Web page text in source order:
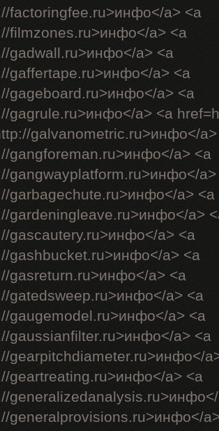
factoringfee.ru>инфо</a> <a
filmzones.ru>инфо</a> <a
gadwall.ru>инфо</a> <a
gaffertape.ru>инфо</a> <a
gageboard.ru>инфо</a> <a
gagrule.ru>инфо</a> <a
galvanometric.ru>инфо</
gangforeman.ru>инфо</a> <a
gangwayplatform.ru>инфо</a>
garbagechute.ru>инфо</a> <a
gardeningleave.ru>инфо</a>
gascautery.ru>инфо</a> <a
gashbucket.ru>инфо</a> <a
gasreturn.ru>инфо</a> <a
gatedsweep.ru>инфо</a> <a
gaugemodel.ru>инфо</a> <a
gaussianfilter.ru>инфо</a> <a
gearpitchdiameter.ru>инфо</
geartreating.ru>инфо</a> <a
generalprovisions.ru>инфо</